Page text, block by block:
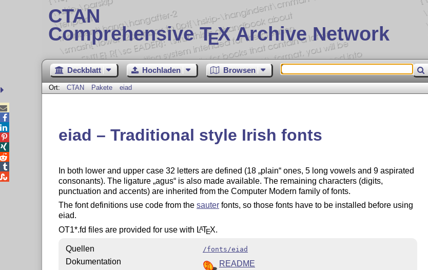
CTAN
Comprehensive TEX Archive Network
Deckblatt Hochladen Browsen
Ort: CTAN Pakete eiad
eiad – Traditional style Irish fonts
In both lower and upper case 32 letters are defined (18 plain ones, 5 long vowels and 9 aspirated
consonants). The ligature agus is also made available. The remaining characters (digits,
punctuation and accents) are inherited from the Computer Modern family of fonts.
The font definitions use code from the sauterfonts, so those fonts have to be installed before using
eiad.
OT1*.fd files are provided for use with LATEX.
Quellen /fonts/eiad
Dokumentation
README




